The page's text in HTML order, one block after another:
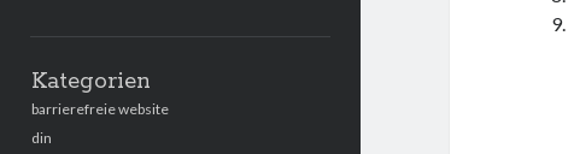
Kategorien
barrierefreie website
din